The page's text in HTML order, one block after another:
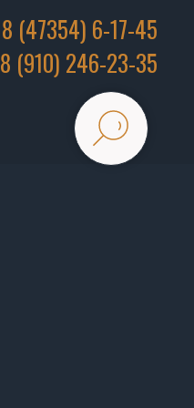
8 (47354) 6-17-45
8 (910) 246-23-35